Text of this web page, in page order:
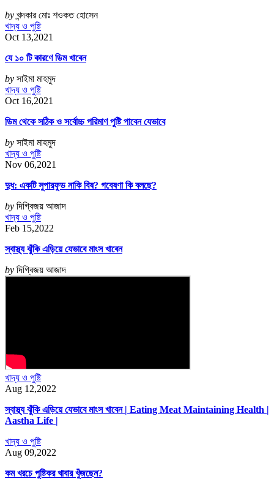
by খন্দকার মোঃ শওকত হোসেন
খাদ্য ও পুষ্টি
Oct 13,2021
যে ১০ টি কারণে ডিম খাবেন
by সাইমা মাহমুদ
খাদ্য ও পুষ্টি
Oct 16,2021
ডিম থেকে সঠিক ও সর্বোচ্চ পরিমাণ পুষ্টি পাবেন যেভাবে
by সাইমা মাহমুদ
খাদ্য ও পুষ্টি
Nov 06,2021
দুধ: একটি সুপারফুড নাকি বিষ? গবেষণা কি বলছে?
by দিগ্বিজয় আজাদ
খাদ্য ও পুষ্টি
Feb 15,2022
স্বাস্থ্য ঝুঁকি এড়িয়ে যেভাবে মাংস খাবেন
by দিগ্বিজয় আজাদ
খাদ্য ও পুষ্টি
Aug 12,2022
স্বাস্থ্য ঝুঁকি এড়িয়ে যেভাবে মাংস খাবেন | Eating Meat Maintaining Health |
Aastha Life |
খাদ্য ও পুষ্টি
Aug 09,2022
কম খরচে পুষ্টিকর খাবার খুঁজছেন?